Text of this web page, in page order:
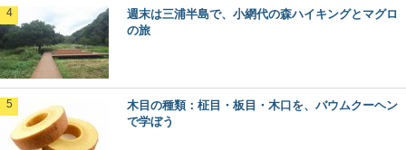
木材に表裏があるって知ってた？～木表と木
裏のはなし～
週末は三浦半島で、小網代の森ハイキングと
週末は三浦半島で、小網代の森ハイキングとマグロ
の旅
木目の種類：柾目・板目・木口を、バウムクーヘン
で学ぼう